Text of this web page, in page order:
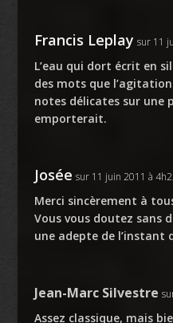
Francis Leplay sur 11
L’eau qui dort écrit en
des mots que
notes délicates sur une
emporterait.
Josée sur 11 juin 2011 à
Merci sincèrement à
Vous vous doutez sans
une adepte de l’instant
Jean-Marc Silvestre
Assez classique, mais